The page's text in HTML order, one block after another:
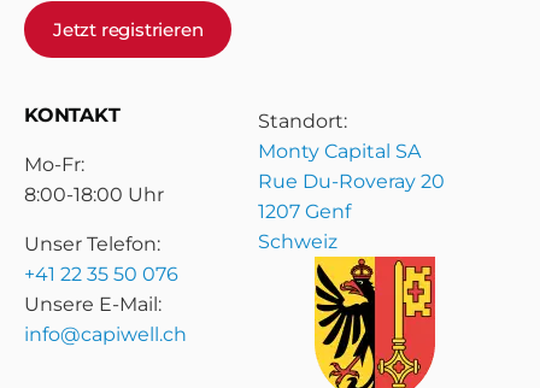
Jetzt registrieren
KONTAKT
Mo-Fr:
8:00-18:00 Uhr
Unser Telefon:
+41 22 35 50 076
Unsere E-Mail:
info@capiwell.ch
Standort:
Monty Capital SA
Rue Du-Roveray 20
1207 Genf
Schweiz